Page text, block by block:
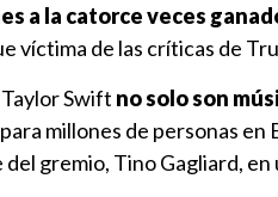
a la catorce veces
víctima de las críticas de
Swift no solo son
para millones de personas en
gremio, Tino Gagliard, en